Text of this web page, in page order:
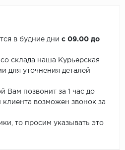
в будние дни с 09.00 до
со склада наша Курьерская
для уточнения деталей
Вам позвонит за 1 час до
возможен звонок за
то просим указывать это